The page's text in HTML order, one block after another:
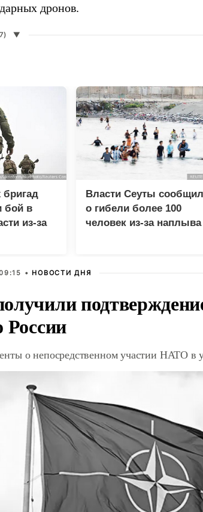
дронов.
▼
бригад
бой в
из-за
Власти Сеуты
о гибели более 100
человек из-за наплыва
• НОВОСТИ ДНЯ
России
о непосредственном участии НАТО в